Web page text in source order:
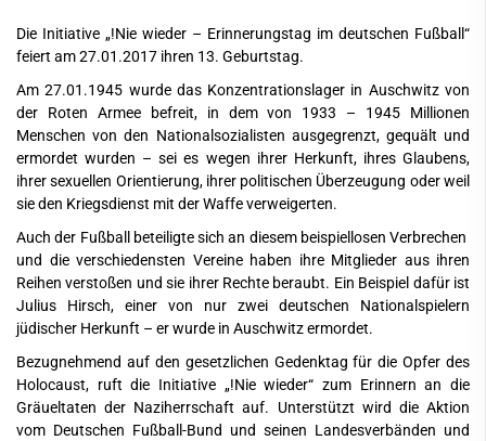
Die Initiative „!Nie wieder – Erinnerungstag im deutschen Fußball“
feiert am 27.01.2017 ihren 13. Geburtstag.
Am 27.01.1945 wurde das Konzentrationslager in Auschwitz von
der Roten Armee befreit, in dem von 1933 – 1945 Millionen
Menschen von den Nationalsozialisten ausgegrenzt, gequält und
ermordet wurden – sei es wegen ihrer Herkunft, ihres Glaubens,
ihrer sexuellen Orientierung, ihrer politischen Überzeugung oder weil
sie den Kriegsdienst mit der Waffe verweigerten.
Auch der Fußball beteiligte sich an diesem beispiellosen Verbrechen
und die verschiedensten Vereine haben ihre Mitglieder aus ihren
Reihen verstoßen und sie ihrer Rechte beraubt. Ein Beispiel dafür ist
Julius Hirsch, einer von nur zwei deutschen Nationalspielern
jüdischer Herkunft – er wurde in Auschwitz ermordet.
Bezugnehmend auf den gesetzlichen Gedenktag für die Opfer des
Holocaust, ruft die Initiative „!Nie wieder“ zum Erinnern an die
Gräueltaten der Naziherrschaft auf. Unterstützt wird die Aktion
vom Deutschen Fußball-Bund und seinen Landesverbänden und